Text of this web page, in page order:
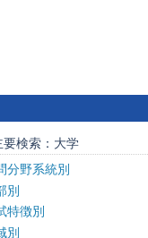
検索：大学
分野系統別
別
特徴別
別